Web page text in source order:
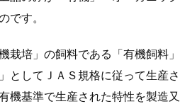
です。
機栽培」の飼料である「有機飼料
としてＪＡＳ規格に従って生産
機基準で生産された特性を製造